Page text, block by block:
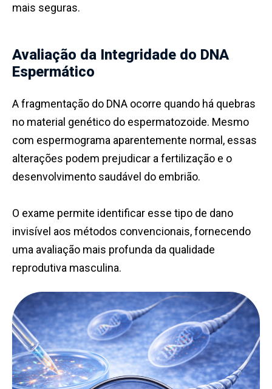
mais seguras.
Avaliação da Integridade do DNA
Espermático
A fragmentação do DNA ocorre quando há quebras
no material genético do espermatozoide. Mesmo
com espermograma aparentemente normal, essas
alterações podem prejudicar a fertilização e o
desenvolvimento saudável do embrião.
O exame permite identificar esse tipo de dano
invisível aos métodos convencionais, fornecendo
uma avaliação mais profunda da qualidade
reprodutiva masculina.